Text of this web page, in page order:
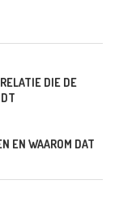
DIE DE
EN WAAROM DAT